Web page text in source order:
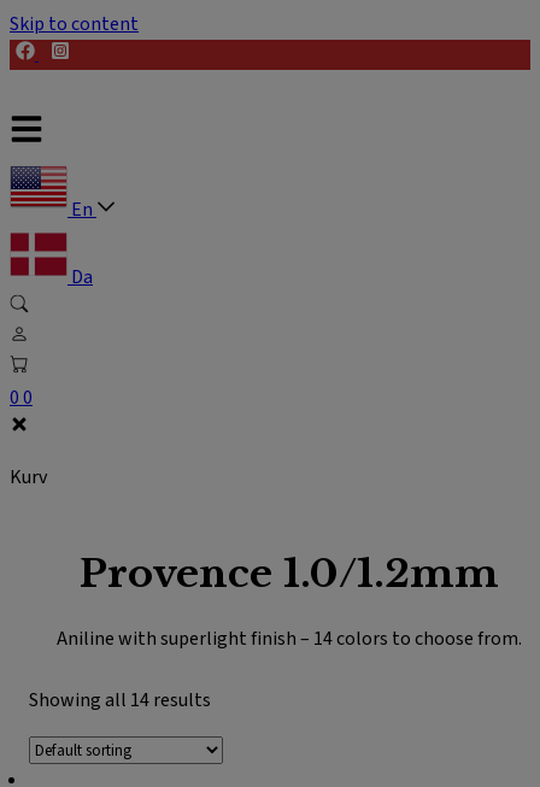
Skip to content
En
Da
00
Kurv
Provence 1.0/1.2mm
Aniline with superlight finish – 14 colors to choose from.
Showing all 14 results